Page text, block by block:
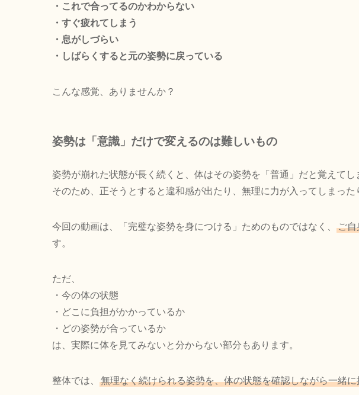
・これで合ってるのかわからない
・すぐ疲れてしまう
・息がしづらい
・しばらくすると元の姿勢に戻っている
こんな感覚、ありませんか？
姿勢は「意識」だけで変えるのは難しいもの
姿勢が崩れた状態が長く続くと、体はその姿勢を「普通」だと覚えてし
そのため、正そうとすると違和感が出たり、無理に力が入ってしまった
今回の動画は、「完璧な姿勢を身につける」ためのものではなく、 ご自
す。
ただ、
・今の体の状態
・どこに負担がかかっているか
・どの姿勢が合っているか
は、実際に体を見てみないと分からない部分もあります。
整体では、 無理なく続けられる姿勢を、体の状態を確認しながら一緒